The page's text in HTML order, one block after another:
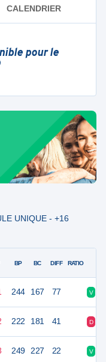
CALENDRIER
pour le
UNIQUE - +16
BP BC DIFF RATIO
244 167 77 V
222 181 41 D
249 227 22 V